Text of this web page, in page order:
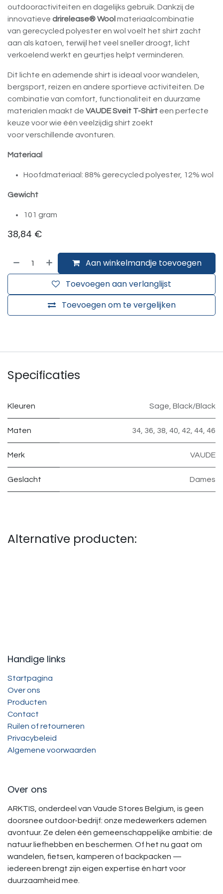
outdooractiviteiten en dagelijks gebruik. Dankzij de
innovatieve drirelease® Wool materiaalcombinatie
van gerecycled polyester en wol voelt het shirt zacht
aan als katoen, terwijl het veel sneller droogt, licht
verkoelend werkt en geurtjes helpt verminderen.
Dit lichte en ademende shirt is ideaal voor wandelen,
bergsport, reizen en andere sportieve activiteiten. De
combinatie van comfort, functionaliteit en duurzame
materialen maakt de VAUDE Sveit T-Shirt een perfecte
keuze voor wie één veelzijdig shirt zoekt
voor verschillende avonturen.
Materiaal
Hoofdmateriaal: 88% gerecycled polyester, 12% wol
Gewicht
101 gram
38,84 €
Aan winkelmandje toevoegen
Toevoegen om te vergelijken
Toevoegen aan verlanglijst
Specificaties
Kleuren Sage Black/Black
Maten 34 36 38 40 42 44 46
Merk VAUDE
Geslacht Dames
Alternative producten:
Handige links
Startpagina
Over ons
Producten
Contact
Ruilen of retourneren
Privacybeleid
Algemene voorwaarden
Over ons
ARKTIS, onderdeel van Vaude Stores Belgium, is geen
doorsnee outdoor-bedrijf: onze medewerkers ademen
avontuur. Ze delen één gemeenschappelijke ambitie: de
natuur liefhebben en beschermen. Of het nu gaat om
wandelen, fietsen, kamperen of backpacken —
iedereen brengt zijn eigen expertise én hart voor
duurzaamheid mee.